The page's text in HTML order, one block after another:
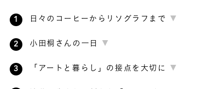
日々のコーヒーからリソグラフまで
小田桐さんの一日
「アートと暮らし」の接点を大切に